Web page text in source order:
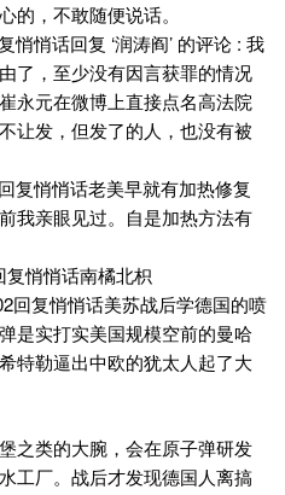
的，不敢随便说话。
悄悄话回复 ‘润涛阎’ 的评论 : 我
了，至少没有因言获罪的情况
永元在微博上直接点名高法院
让发，但发了的人，也没有被
复悄悄话老美早就有加热修复
我亲眼见过。自是加热方法有
复悄悄话南橘北枳
回复悄悄话美苏战后学德国的喷
是实打实美国规模空前的曼哈
特勒逼出中欧的犹太人起了大
之类的大腕，会在原子弹研发
工厂。战后才发现德国人离搞